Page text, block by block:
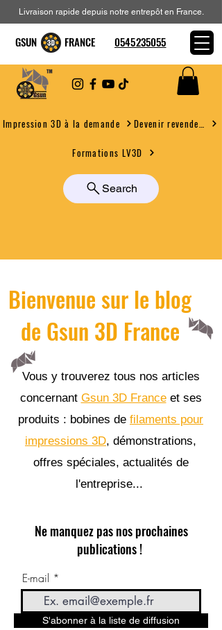
Impression 3D à la demande
Formations LV3D
Search
Livraison rapide depuis notre entrepôt en France.
GSUN FRANCE 0545235055
Bienvenue sur le blog
de Gsun 3D France
Vous y trouverez tous nos articles
concernant Gsun 3D Franceet ses
produits : bobines de filaments pour
impressions 3D, démonstrations,
offres spéciales, actualités de
l'entreprise...
Ne manquez pas nos prochaines
publications !
E-mail
S'abonner à la liste de diffusion